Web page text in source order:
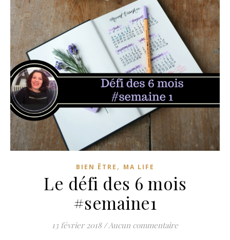
BIEN ÊTRE , MA LIFE
Le défi des 6 mois
#semaine1
13 février 2018 /Aucun commentaire